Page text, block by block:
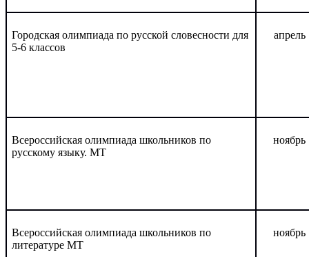
Городская олимпиада по русской словесности для
5-6 классов
апрель
Всероссийская олимпиада школьников по
русскому языку. МТ
ноябрь
Всероссийская олимпиада школьников по
литературе МТ
ноябрь